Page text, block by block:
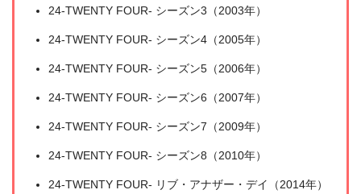
24-TWENTY FOUR- シーズン3（2003年）
24-TWENTY FOUR- シーズン4（2005年）
24-TWENTY FOUR- シーズン5（2006年）
24-TWENTY FOUR- シーズン6（2007年）
24-TWENTY FOUR- シーズン7（2009年）
24-TWENTY FOUR- シーズン8（2010年）
24-TWENTY FOUR- リブ・アナザー・デイ（2014年）